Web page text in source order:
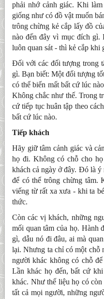
phải nhớ cảnh giác. Khi
giống như có đồ vật muốn
trông chừng kẻ cắp lấy đồ
nào đến đây vì mục đích gì.
luôn quan sát - thì kẻ cắp khi
Đối với các đối tượng trong
gì. Bạn biết: Một đối tượng
có thể biến mất bất cứ lúc
Không chắc như thế. Trong
cứ tiếp tục huân tập theo
bất cứ lúc nào.
Tiếp khách
Hãy giữ tâm cảnh giác và
họ đi. Không có chỗ cho
khách cả ngày ở đây. Đó là ý
để có thể trông chừng tâm.
viếng từ rất xa xưa - khi ta
thức.
Còn các vị khách, những
mối quan tâm của họ. Hành
gì, dẫu nó đi đâu, ai mà
lại. Nhưng ta chỉ có một chỗ
người khác không có chỗ
Lần khác họ đến, bất cứ
khác. Như thế liệu họ có
tất cả mọi người, những